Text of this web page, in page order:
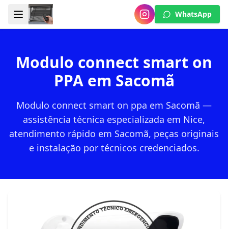
WhatsApp
Modulo connect smart on
PPA em Sacomã
Modulo connect smart on ppa em Sacomã —
assistência técnica especializada em Nice,
atendimento rápido em Sacomã, peças originais
e instalação por técnicos credenciados.